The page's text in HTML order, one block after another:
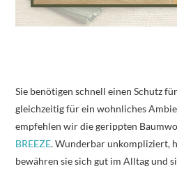
Sie benötigen schnell einen Schutz
gleichzeitig für ein wohnliches
empfehlen wir die gerippten
BREEZE. Wunderbar unkompliziert,
bewähren sie sich gut im Alltag und